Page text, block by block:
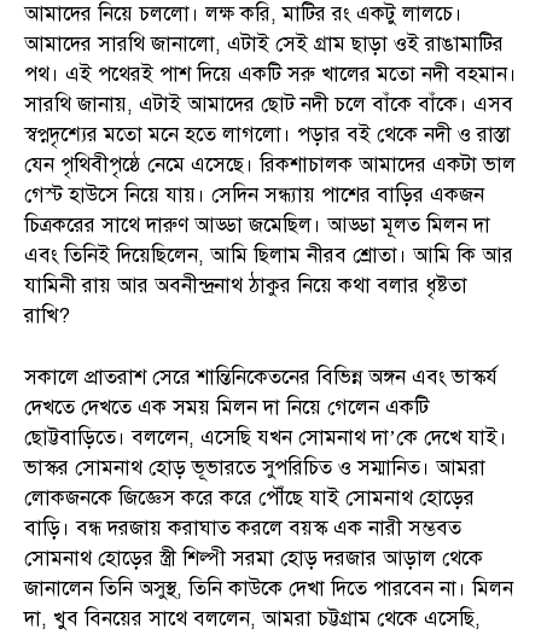
আমাদের নিয়ে চললো। লক্ষ করি, মাটির রং একটু লালচে।
আমাদের সারথি জানালো, এটাই সেই গ্রাম ছাড়া ওই রাঙামাটির
পথ। এই পথেরই পাশ দিয়ে একটি সরু খালের মতো নদী বহমান।
সারথি জানায়, এটাই আমাদের ছোট নদী চলে বাঁকে বাঁকে। এসব
স্বপ্নদৃশ্যের মতো মনে হতে লাগলো। পড়ার বই থেকে নদী ও রাস্তা
যেন পৃথিবীপৃষ্ঠে নেমে এসেছে। রিকশাচালক আমাদের একটা ভাল
গেস্ট হাউসে নিয়ে যায়। সেদিন সন্ধ্যায় পাশের বাড়ির একজন
চিত্রকরের সাথে দারুণ আড্ডা জমেছিল। আড্ডা মূলত মিলন দা
এবং তিনিই দিয়েছিলেন, আমি ছিলাম নীরব শ্রোতা। আমি কি আর
যামিনী রায় আর অবনীন্দ্রনাথ ঠাকুর নিয়ে কথা বলার ধৃষ্টতা
রাখি?
সকালে প্রাতরাশ সেরে শান্তিনিকেতনের বিভিন্ন অঙ্গন এবং ভাস্কর্য
দেখতে দেখতে এক সময় মিলন দা নিয়ে গেলেন একটি
ছোট্টবাড়িতে। বললেন, এসেছি যখন সোমনাথ দা’কে দেখে যাই।
ভাস্কর সোমনাথ হোড় ভূভারতে সুপরিচিত ও সম্মানিত। আমরা
লোকজনকে জিজ্ঞেস করে করে পৌঁছে যাই সোমনাথ হোড়ের
বাড়ি। বন্ধ দরজায় করাঘাত করলে বয়স্ক এক নারী সম্ভবত
সোমনাথ হোড়ের স্ত্রী শিল্পী সরমা হোড় দরজার আড়াল থেকে
জানালেন তিনি অসুস্থ, তিনি কাউকে দেখা দিতে পারবেন না। মিলন
দা, খুব বিনয়ের সাথে বললেন, আমরা চট্টগ্রাম থেকে এসেছি,